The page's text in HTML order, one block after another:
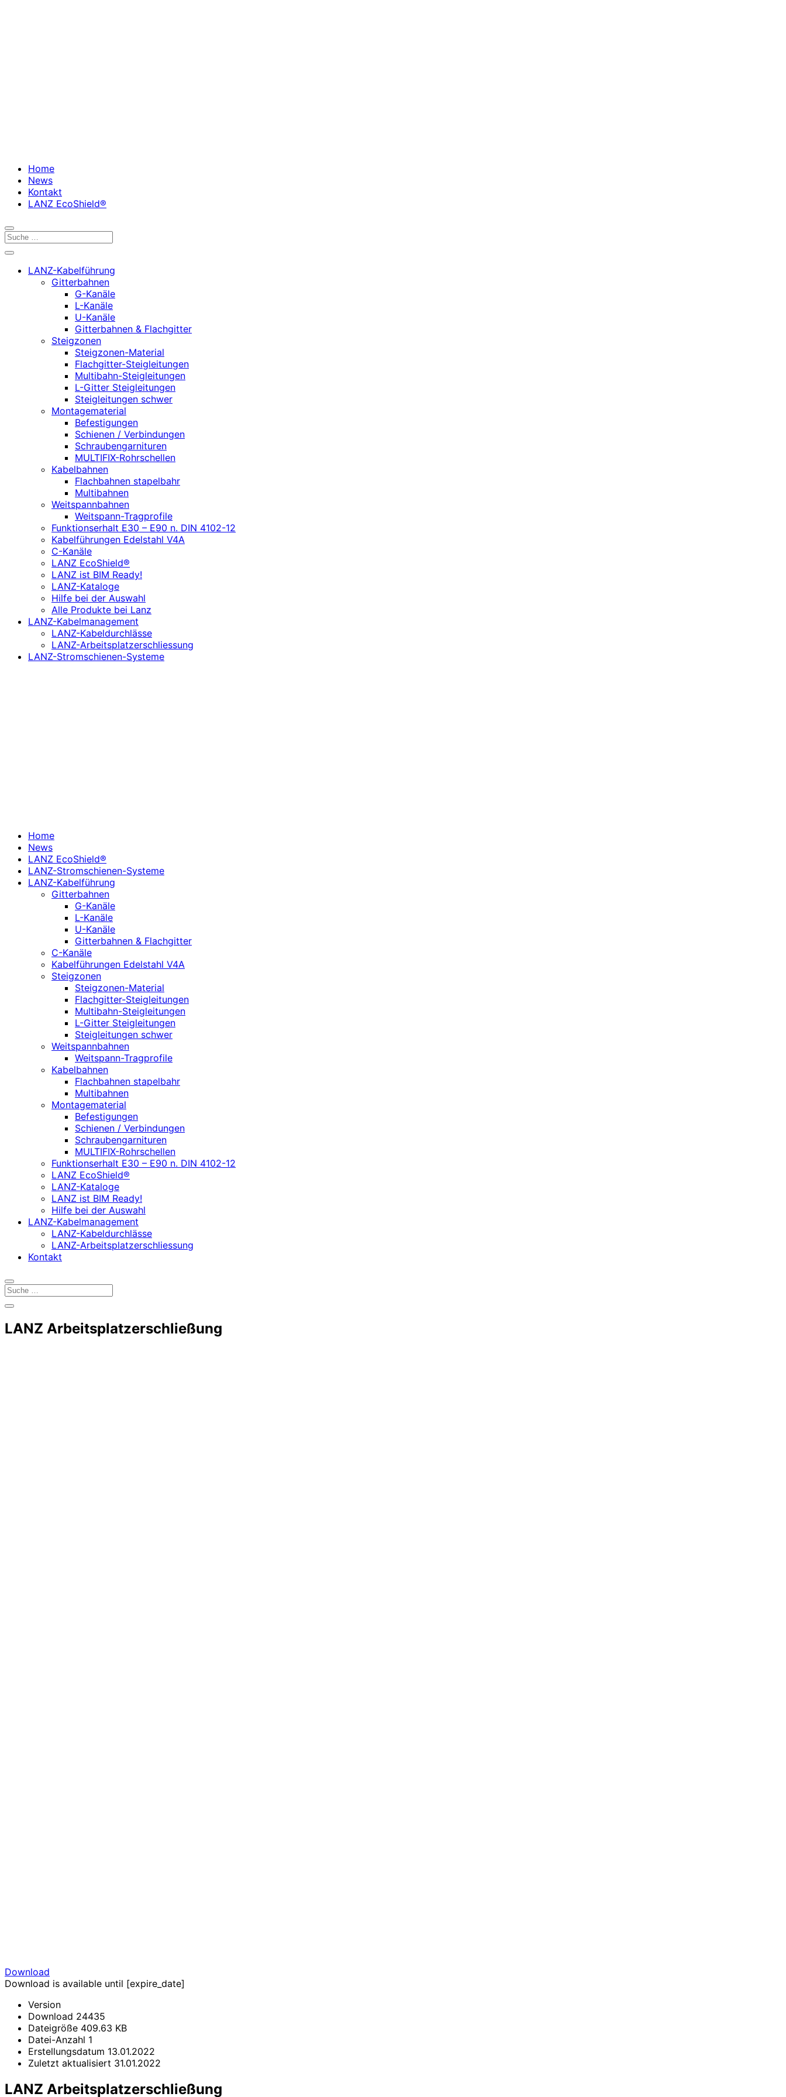
Home
News
Kontakt
LANZ EcoShield®
LANZ-Kabelführung
Gitterbahnen
G-Kanäle
L-Kanäle
U-Kanäle
Gitterbahnen & Flachgitter
Steigzonen
Steigzonen-Material
Flachgitter-Steigleitungen
Multibahn-Steigleitungen
L-Gitter Steigleitungen
Steigleitungen schwer
Montagematerial
Befestigungen
Schienen / Verbindungen
Schraubengarnituren
MULTIFIX-Rohrschellen
Kabelbahnen
Flachbahnen stapelbahr
Multibahnen
Weitspannbahnen
Weitspann-Tragprofile
Funktionserhalt E30 – E90 n. DIN 4102-12
Kabelführungen Edelstahl V4A
C-Kanäle
LANZ EcoShield®
LANZ ist BIM Ready!
LANZ-Kataloge
Hilfe bei der Auswahl
Alle Produkte bei Lanz
LANZ-Kabelmanagement
LANZ-Kabeldurchlässe
LANZ-Arbeitsplatzerschliessung
LANZ-Stromschienen-Systeme
Home
News
LANZ EcoShield®
LANZ-Stromschienen-Systeme
LANZ-Kabelführung
Gitterbahnen
G-Kanäle
L-Kanäle
U-Kanäle
Gitterbahnen & Flachgitter
C-Kanäle
Kabelführungen Edelstahl V4A
Steigzonen
Steigzonen-Material
Flachgitter-Steigleitungen
Multibahn-Steigleitungen
L-Gitter Steigleitungen
Steigleitungen schwer
Weitspannbahnen
Weitspann-Tragprofile
Kabelbahnen
Flachbahnen stapelbahr
Multibahnen
Montagematerial
Befestigungen
Schienen / Verbindungen
Schraubengarnituren
MULTIFIX-Rohrschellen
Funktionserhalt E30 – E90 n. DIN 4102-12
LANZ EcoShield®
LANZ-Kataloge
LANZ ist BIM Ready!
Hilfe bei der Auswahl
LANZ-Kabelmanagement
LANZ-Kabeldurchlässe
LANZ-Arbeitsplatzerschliessung
Kontakt
LANZ Arbeitsplatzerschließung
Download
Download is available until [expire_date]
Version
Download 24435
Dateigröße 409.63 KB
Datei-Anzahl 1
Erstellungsdatum 13.01.2022
Zuletzt aktualisiert 31.01.2022
LANZ Arbeitsplatzerschließung